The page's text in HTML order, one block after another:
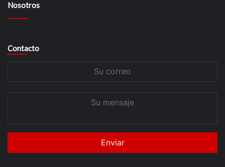
Nosotros
Contacto